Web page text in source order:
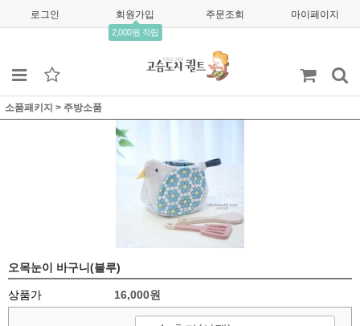
로그인 회원가입
2,000원 적립
주문조회 마이페이지
소품패키지 > 주방소품
오목눈이 바구니(블루)
상품가 16,000원